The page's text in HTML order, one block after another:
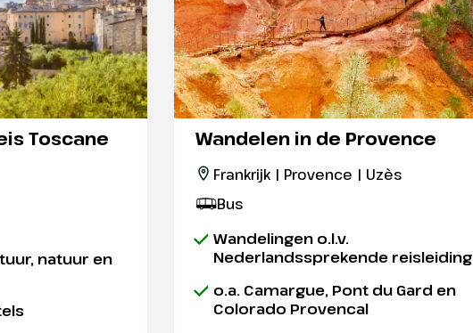
Toscane
natuur en
Wandelen in de Provence
Frankrijk | Provence | Uzès
Bus
Wandelingen o.l.v.
Nederlandssprekende reisleiding
o.a. Camargue, Pont du Gard en
Colorado Provencal